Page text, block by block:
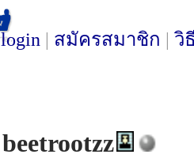
login | สมัครสมาชิก | วิ
beetrootzz